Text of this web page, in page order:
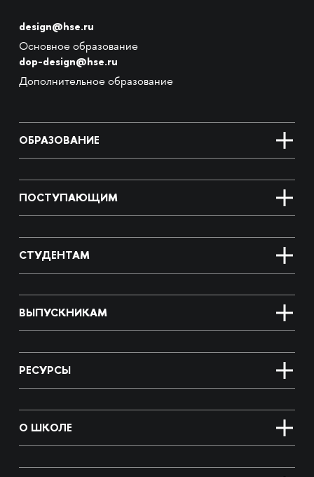
design@hse.ru
Основное образование
dop-design@hse.ru
Дополнительное образование
ОБРАЗОВАНИЕ
ПОСТУПАЮЩИМ
СТУДЕНТАМ
ВЫПУСКНИКАМ
РЕСУРСЫ
О ШКОЛЕ